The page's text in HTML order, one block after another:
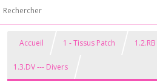
Accueil 1 - Tissus Patch
1.3.DV --- Divers